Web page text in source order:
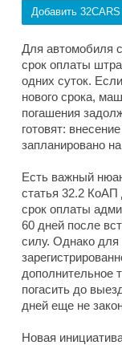
Добавить
Для автомобиля
срок оплаты
одних суток.
нового срока,
погашения
готовят:
запланировано
Есть важный
статья 32.2 КоАП
срок оплаты
60 дней после
силу. Однако
дополнительное
погасить до
дней еще не
Новая